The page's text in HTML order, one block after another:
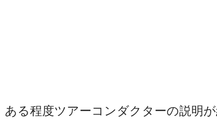
ある程度ツアーコンダクターの説明